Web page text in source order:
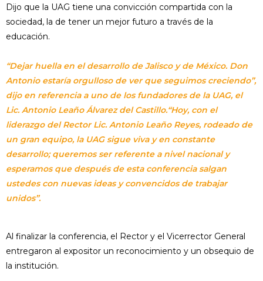
Dijo que la UAG tiene una convicción compartida con la
sociedad, la de tener un mejor futuro a través de la
educación.
“Dejar huella en el desarrollo de Jalisco y de México. Don
Antonio estaría orgulloso de ver que seguimos creciendo”,
dijo en referencia a uno de los fundadores de la UAG, el
Lic. Antonio Leaño Álvarez del Castillo.“Hoy, con el
liderazgo del Rector Lic. Antonio Leaño Reyes, rodeado de
un gran equipo, la UAG sigue viva y en constante
desarrollo; queremos ser referente a nivel nacional y
esperamos que después de esta conferencia salgan
ustedes con nuevas ideas y convencidos de trabajar
unidos”.
Al finalizar la conferencia, el Rector y el Vicerrector General
entregaron al expositor un reconocimiento y un obsequio de
la institución.